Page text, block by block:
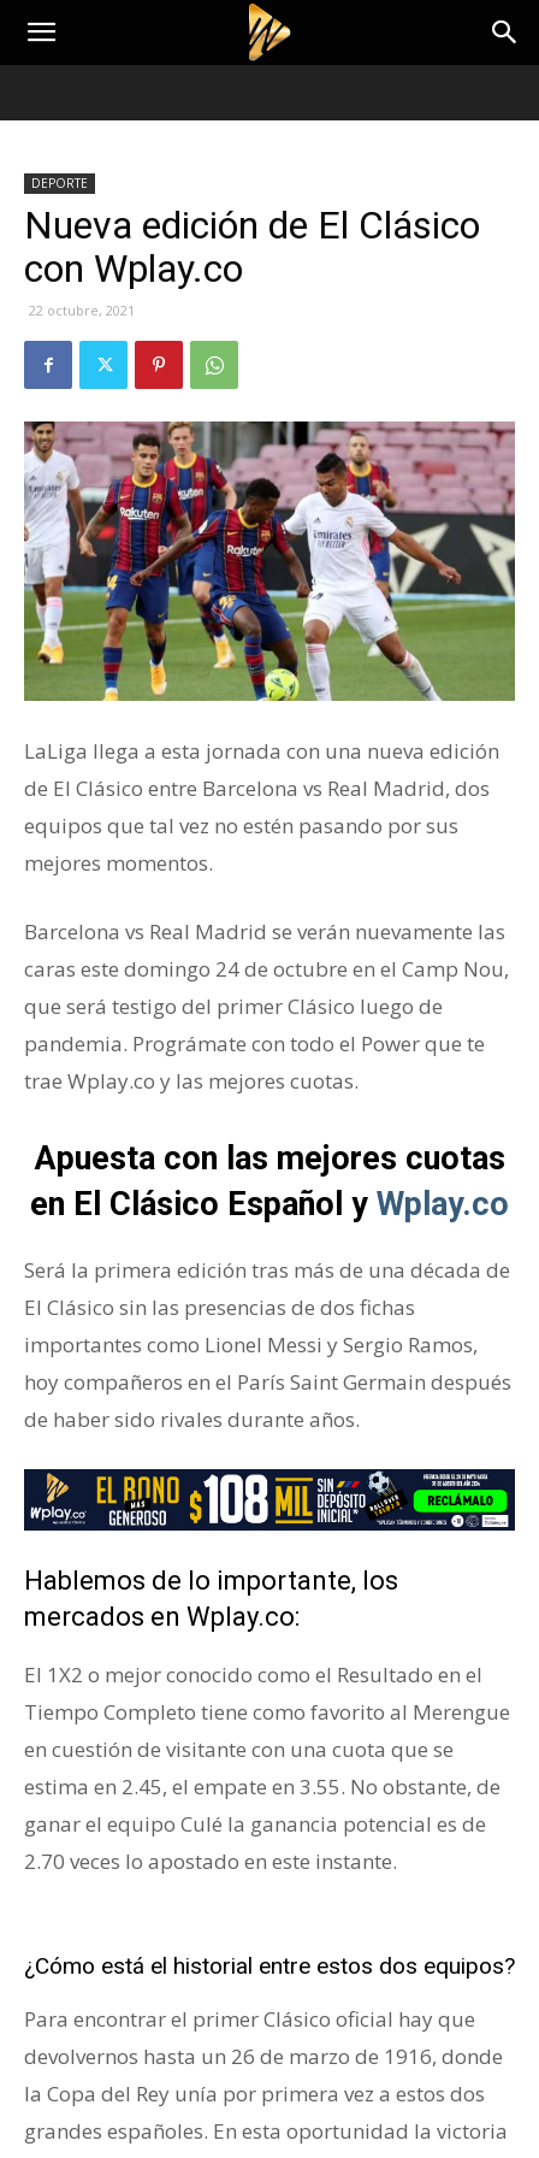
DEPORTE
Nueva edición de El Clásico
con Wplay.co
22 octubre, 2021
LaLiga llega a esta jornada con una nueva edición
de El Clásico entre Barcelona vs Real Madrid, dos
equipos que tal vez no estén pasando por sus
mejores momentos.
Barcelona vs Real Madrid se verán nuevamente las
caras este domingo 24 de octubre en el Camp Nou,
que será testigo del primer Clásico luego de
pandemia. Prográmate con todo el Power que te
trae Wplay.co y las mejores cuotas.
Apuesta con las mejores cuotas
en El Clásico Español y Wplay.co
Será la primera edición tras más de una década de
El Clásico sin las presencias de dos fichas
importantes como Lionel Messi y Sergio Ramos,
hoy compañeros en el París Saint Germain después
de haber sido rivales durante años.
Hablemos de lo importante, los
mercados en Wplay.co:
El 1X2 o mejor conocido como el Resultado en el
Tiempo Completo tiene como favorito al Merengue
en cuestión de visitante con una cuota que se
estima en 2.45, el empate en 3.55. No obstante, de
ganar el equipo Culé la ganancia potencial es de
2.70 veces lo apostado en este instante.
¿Cómo está el historial entre estos dos equipos?
Para encontrar el primer Clásico oficial hay que
devolvernos hasta un 26 de marzo de 1916, donde
la Copa del Rey unía por primera vez a estos dos
grandes españoles. En esta oportunidad la victoria